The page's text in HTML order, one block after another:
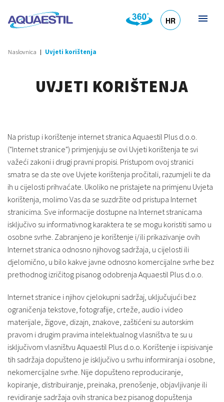
HR
Naslovnica Uvjeti korištenja
UVJETI KORIŠTENJA
Na pristup i korištenje internet stranica Aquaestil Plus d.o.o.
("Internet stranice") primjenjuju se ovi Uvjeti korištenja te svi
važeći zakoni i drugi pravni propisi. Pristupom ovoj stranici
smatra se da ste ove Uvjete korištenja pročitali, razumjeli te da
ih u cijelosti prihvaćate. Ukoliko ne pristajete na primjenu Uvjeta
korištenja, molimo Vas da se suzdržite od pristupa Internet
stranicima. Sve informacije dostupne na Internet stranicama
isključivo su informativnog karaktera te se mogu koristiti samo u
osobne svrhe. Zabranjeno je korištenje i/ili prikazivanje ovih
Internet stranica odnosno njihovog sadržaja, u cijelosti ili
djelomično, u bilo kakve javne odnosno komercijalne svrhe bez
prethodnog izričitog pisanog odobrenja Aquaestil Plus d.o.o.
Internet stranice i njihov cjelokupni sadržaj, uključujući bez
ograničenja tekstove, fotografije, crteže, audio i video
materijale, žigove, dizajn, znakove, zaštićeni su autorskim
pravom i drugim pravima intelektualnog vlasništva te su u
isključivom vlasništvu Aquaestil Plus d.o.o. Korištenje i ispisivanje
tih sadržaja dopušteno je isključivo u svrhu informiranja i osobne,
nekomercijalne svrhe. Nije dopušteno reproduciranje,
kopiranje, distribuiranje, preinaka, prenošenje, objavljivanje ili
revidiranje sadržaja ovih stranica bez pisanog dopuštenja